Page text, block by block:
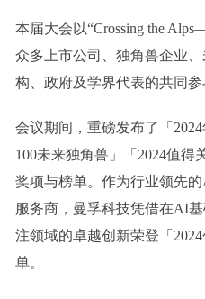
本届大会以“Crossing the
众多上市公司、独角兽企业
构、政府及学界代表的共同参
会议期间，重磅发布了「
100未来独角兽」「2024值得
奖项与榜单。作为行业领先
服务商，曼孚科技凭借在AI
注领域的卓越创新荣登 「
单。